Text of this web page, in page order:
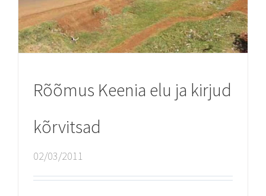
Rõõmus Keenia elu ja kirjud
kõrvitsad
02/03/2011